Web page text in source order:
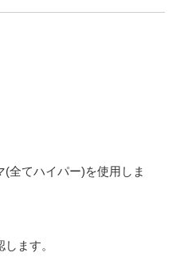
全てハイパー)を使用しま
ます。